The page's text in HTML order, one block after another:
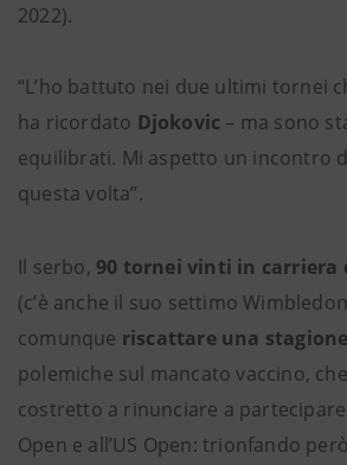
2022).
“L’ho battuto nei due ultimi tornei
ha ricordato Djokovic – ma sono
equilibrati. Mi aspetto un incontro
questa volta”.
Il serbo, 90 tornei vinti in carriera
(c’è anche il suo settimo
comunque riscattare una stagione
polemiche sul mancato vaccino,
costretto a rinunciare a partecipare
Open e all’US Open: trionfando